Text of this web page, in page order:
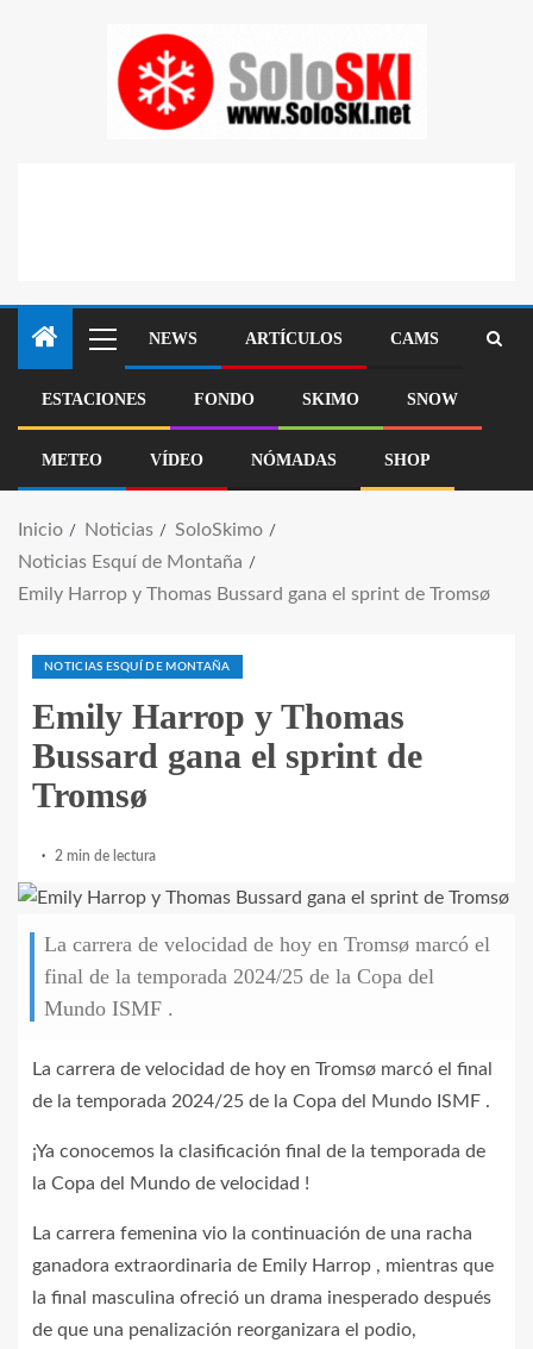
NEWS ARTÍCULOS CAMS
ESTACIONES FONDO SKIMO SNOW
METEO VÍDEO NÓMADAS SHOP
Inicio Noticias
SoloSkimo
Noticias Esquí de Montaña
Emily Harrop y Thomas Bussard gana el sprint de Tromsø
NOTICIAS ESQUÍ DE MONTAÑA
Emily Harrop y Thomas
Bussard gana el sprint de
Tromsø
2 min de lectura
La carrera de velocidad de hoy en Tromsø marcó el
final de la temporada 2024/25 de la Copa del
Mundo ISMF .
La carrera de velocidad de hoy en Tromsø marcó el final
de la temporada 2024/25 de la Copa del Mundo ISMF .
¡Ya conocemos la clasificación final de la temporada de
la Copa del Mundo de velocidad !
La carrera femenina vio la continuación de una racha
ganadora extraordinaria de Emily Harrop , mientras que
la final masculina ofreció un drama inesperado después
de que una penalización reorganizara el podio,